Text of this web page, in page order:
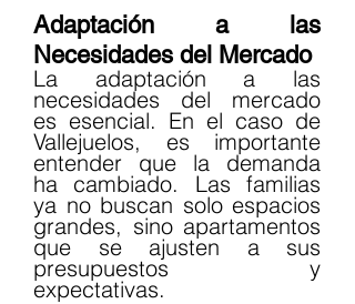
Adaptación a las
Necesidades del Mercado
La adaptación a las
necesidades del mercado
es esencial. En el caso de
Vallejuelos, es importante
entender que la demanda
ha cambiado. Las familias
ya no buscan solo espacios
grandes, sino apartamentos
que se ajusten a sus
presupuestos y
expectativas.